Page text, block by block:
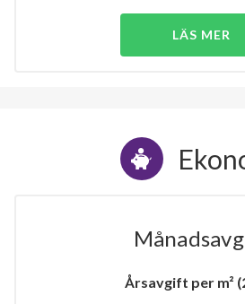
LÄS MER
Årsavgift per m²